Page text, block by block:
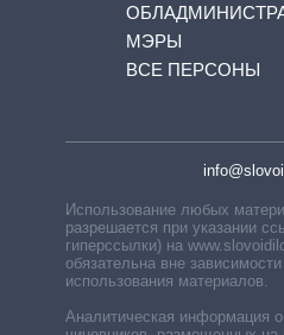
МЭРЫ
ВСЕ ПЕРСОНЫ
Использование любых
разрешается при указании
гиперссылки) на
обязательна вне зависимости
использования материалов.
Аналитическая информация